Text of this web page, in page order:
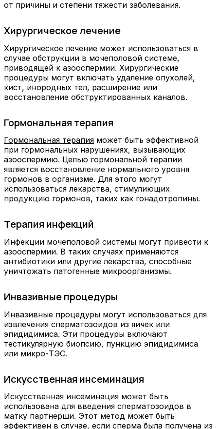
от причины и степени тяжести заболевания.
Хирургическое лечение
Хирургическое лечение может использоваться в
случае обструкции в мочеполовой системе,
приводящей к азооспермии. Хирургические
процедуры могут включать удаление опухолей,
кист, инородных тел, расширение или
восстановление обструктированных каналов.
Гормональная терапия
Гормональная терапия может быть эффективной
при гормональных нарушениях, вызывающих
азооспермию. Целью гормональной терапии
является восстановление нормального уровня
гормонов в организме. Для этого могут
использоваться лекарства, стимулиющих
продукцию гормонов, таких как гонадотропины.
Терапия инфекций
Инфекции мочеполовой системы могут привести к
азооспермии. В таких случаях применяются
антибиотики или другие лекарства, способные
уничтожать патогенные микроорганизмы.
Инвазивные процедуры
Инвазивные процедуры могут использоваться для
извлечения сперматозоидов из яичек или
эпидидимиса. Эти процедуры включают
тестикулярную биопсию, пункцию эпидидимиса
или микро-ТЭС.
Искусственная инсеминация
Искусственная инсеминация может быть
использована для введения сперматозоидов в
матку партнерши. Этот метод может быть
эффективен в случае, если сперма была получена из